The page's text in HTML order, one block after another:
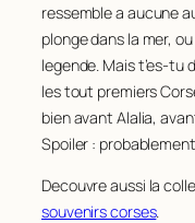
ressemble a aucune
plonge dans la mer,
legende. Mais t’es-tu
lestout premiers
bien avant Alalia,
Spoiler :
Decouvre aussi la
souvenirs corses.